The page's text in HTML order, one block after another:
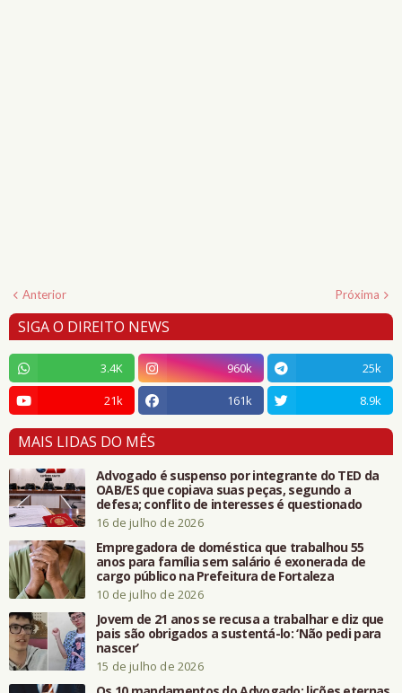
Anterior Próxima
SIGA O DIREITO NEWS
3.4K 960k
25k
21k
161k 8.9k
MAIS LIDAS DO MÊS
Advogado é suspenso por integrante do TED da
OAB/ES que copiava suas peças, segundo a
defesa; conflito de interesses é questionado
16 de julho de 2026
Empregadora de doméstica que trabalhou 55
anos para família sem salário é exonerada de
cargo público na Prefeitura de Fortaleza
10 de julho de 2026
Jovem de 21 anos se recusa a trabalhar e diz que
pais são obrigados a sustentá-lo: ‘Não pedi para
nascer’
15 de julho de 2026